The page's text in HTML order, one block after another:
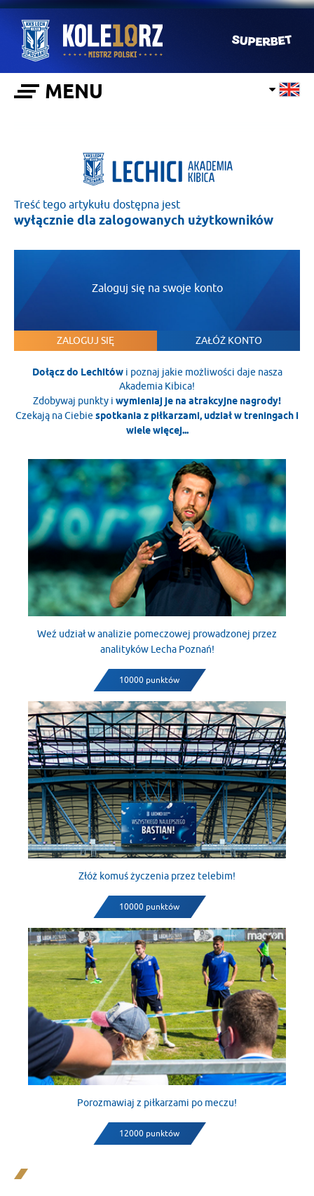
MENU
Treść tego artykułu dostępna jest
wyłącznie dla zalogowanych użytkowników
Zaloguj się na swoje konto
ZALOGUJ SIĘ ZAŁÓŻ KONTO
Dołącz do Lechitówi poznaj jakie możliwości daje nasza
Akademia Kibica!
Zdobywaj punkty i wymieniaj je na atrakcyjne nagrody!
Czekają na Ciebie spotkania z piłkarzami, udział w treningach i
wiele więcej...
Weź udział w analizie pomeczowej prowadzonej przez
analityków Lecha Poznań!
10000 punktów
Złóż komuś życzenia przez telebim!
10000 punktów
Porozmawiaj z piłkarzami po meczu!
12000 punktów